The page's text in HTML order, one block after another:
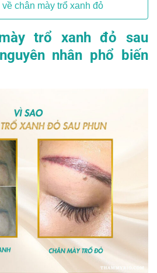
chân mày trổ xanh đỏ
trổ xanh đỏ sau
nhân phổ biến